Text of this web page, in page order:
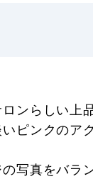
ンらしい上
ピンクのア
写真をバラ